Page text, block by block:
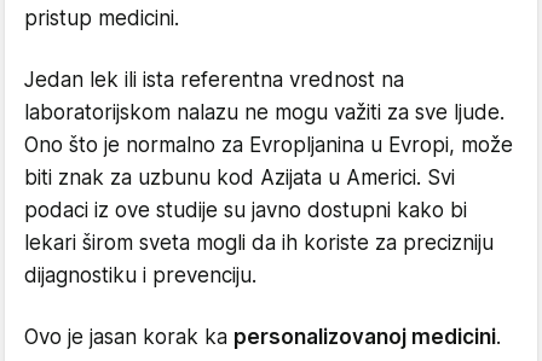
pristup medicini.
Jedan lek ili ista referentna vrednost na
laboratorijskom nalazu ne mogu važiti za sve ljude.
Ono što je normalno za Evropljanina u Evropi, može
biti znak za uzbunu kod Azijata u Americi. Svi
podaci iz ove studije su javno dostupni kako bi
lekari širom sveta mogli da ih koriste za precizniju
dijagnostiku i prevenciju.
Ovo je jasan korak ka personalizovanoj medicini.